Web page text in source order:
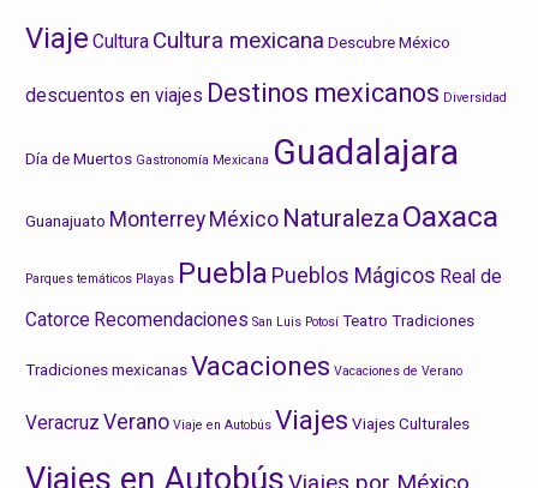
Viaje Cultura Cultura mexicana Descubre México
descuentos en viajes Destinos mexicanos Diversidad
Día de Muertos Gastronomía Mexicana Guadalajara
Guanajuato Monterrey México NaturalezaOaxaca
Parques temáticos Playas Puebla Pueblos Mágicos Real de
Catorce Recomendaciones San Luis Potosí Teatro Tradiciones
Tradiciones mexicanas Vacaciones Vacaciones de Verano
Veracruz Verano Viaje en Autobús Viajes Viajes Culturales
Viajes en Autobús